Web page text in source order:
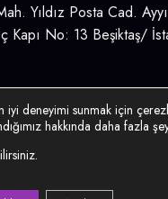
Yıldız Posta Cad.
Kapı No: 13 Beşiktaş/
iyi deneyimi sunmak için
hakkında daha fazla